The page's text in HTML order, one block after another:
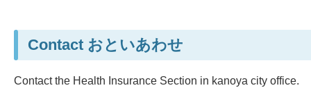
Contact おといあわせ
Contact the Health Insurance Section in kanoya city office.